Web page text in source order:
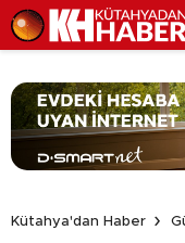
Kütahya'dan Haber